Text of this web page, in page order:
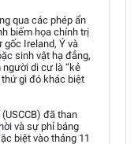
qua các phép ẩn
biếm họa chính trị
gốc Ireland, Ý và
sinh vật hạ đẳng,
di cư là “kẻ
thứ gì đó khác biệt
đã than
và sự phỉ báng
biệt vào tháng 11